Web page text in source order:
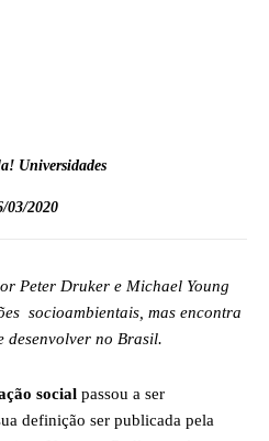
Universidades
03/2020
Peter Druker e Michael Young
socioambientais, mas encontra
desenvolver no Brasil.
social passou a ser
definição ser publicada pela